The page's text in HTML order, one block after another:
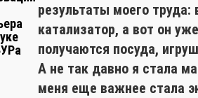
результаты моего
катализатор, а вот он
получаются посуда,
А не так давно я стала
меня еще важнее стала